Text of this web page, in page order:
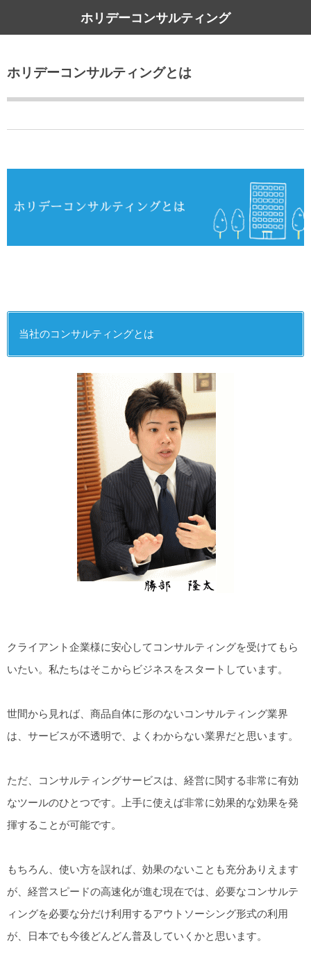
ホリデーコンサルティング
ホリデーコンサルティングとは
当社のコンサルティングとは
クライアント企業様に安心してコンサルティングを受けてもら
いたい。私たちはそこからビジネスをスタートしています。
世間から見れば、商品自体に形のないコンサルティング業界
は、サービスが不透明で、よくわからない業界だと思います。
ただ、コンサルティングサービスは、経営に関する非常に有効
なツールのひとつです。上手に使えば非常に効果的な効果を発
揮することが可能です。
もちろん、使い方を誤れば、効果のないことも充分ありえます
が、経営スピードの高速化が進む現在では、必要なコンサルテ
ィングを必要な分だけ利用するアウトソーシング形式の利用
が、日本でも今後どんどん普及していくかと思います。
ホリデーコンサルティングとは
Pマーク取得支援コンサルティング
コンサルティング費用例
セミナー申込みフォーム